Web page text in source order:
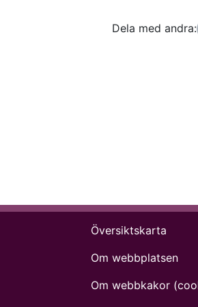
Dela med andra:
Översiktskarta
Om webbplatsen
Om webbkakor